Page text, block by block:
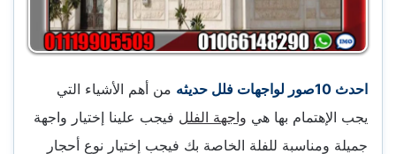
احدث 10صور لواجهات فلل حديثه
من أهم الأشياء التي
يجب الإهتمام بها هي واجهة الفلل فيجب علينا إختيار واجهة
جميلة ومناسبة للفلة الخاصة بك فيجب إختيار نوع أحجار